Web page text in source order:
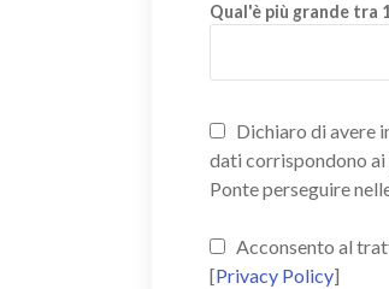
Qual'è più grande tra
Dichiaro di avere
dati corrispondono ai
Ponte perseguire
Acconsento al
[Privacy Policy]